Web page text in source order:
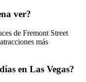
ver?
de Fremont Street
más
en Las Vegas?